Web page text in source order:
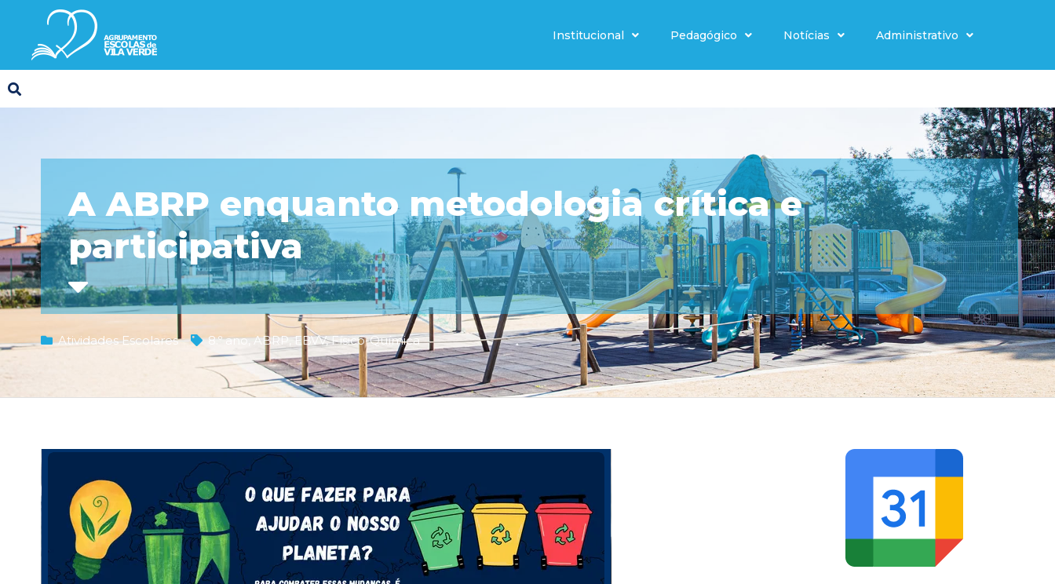
Institucional Pedagógico Notícias Administrativo
A ABRP enquanto metodologia crítica e
participativa
Atividades Escolares 8.º ano,ABRP,EBVV,Físico-Química